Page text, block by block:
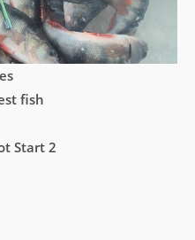
fish
Start 2